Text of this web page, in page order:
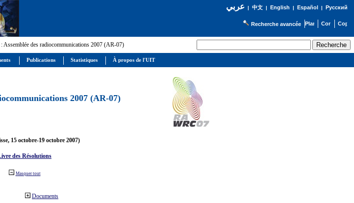
عربي| 中文| English | Español | Русский
Recherche avancée
: Assemblée des radiocommunications 2007 (AR-07)
2007 (AR-07)
15 octobre-19 octobre 2007)
des Résolutions
Masquer tout
Documents
Publications Statistiques À propos de l'UIT